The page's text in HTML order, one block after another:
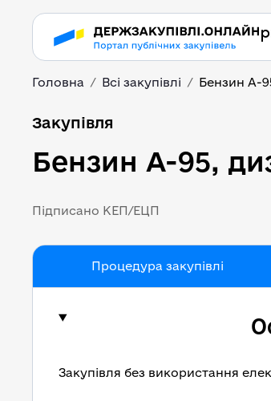
Головна Всі закупівлі Бензин А-
Бензин А-95,
Закупівля
Бензин А-95,
Підписано КЕП/ЕЦП
Процедура закупівлі
Закупівля без використання